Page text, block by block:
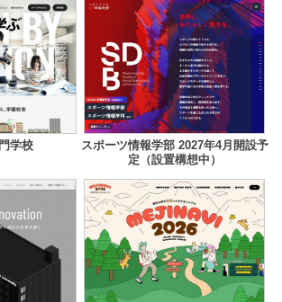
学校
スポーツ情報学部 2027年4月開設予
定（設置構想中）